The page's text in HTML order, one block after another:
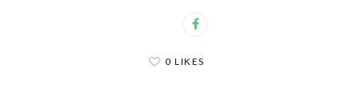
0 LIKES